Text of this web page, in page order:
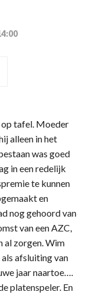
op tafel. Moeder
alleen in het
was goed
in een redelijk
te kunnen
en
nog gehoord van
van een AZC,
al zorgen. Wim
afsluiting van
jaar naartoe….
platenspeler. En